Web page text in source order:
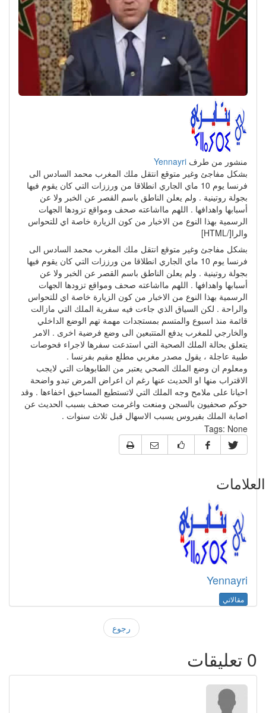
منشور من طرفYennayri
بشكل مفاجئ وغير متوقع انتقل ملك المغرب محمد السادس الى
فرنسا يوم 10 ماي الجاري انطلاقا من ورززات التي كان يقوم فيها
بجولة روتينية . ولم يعلن الناطق باسم القصر عن الخبر ولا عن
أسبابها واهدافها . اللهم مااشاعته صحف ومواقع تزودها الجهات
الرسمية بهذا النوع من الاخبار من كون الزيارة خاصة اي للتحواس
والرا[/HTML]
بشكل مفاجئ وغير متوقع انتقل ملك المغرب محمد السادس الى
فرنسا يوم 10 ماي الجاري انطلاقا من ورززات التي كان يقوم فيها
بجولة روتينية . ولم يعلن الناطق باسم القصر عن الخبر ولا عن
أسبابها واهدافها . اللهم مااشاعته صحف ومواقع تزودها الجهات
الرسمية بهذا النوع من الاخبار من كون الزيارة خاصة اي للتحواس
والراحة . لكن السياق الذي جاءت فيه سفرية الملك التي مازالت
قائمة منذ اسبوع والمتسم بمستجدات مهمة تهم الوضع الداخلي
والخارجي للمغرب يدفع المتتبعين الى وضع فرضية اخرى . الامر
يتعلق بحالة الملك الصحية التي استدعت سفرها لاجراء فحوصات
طبية عاجلة ، يقول مصدر مغربي مطلع مقيم بفرنسا .
ومعلوم ان وضع الملك الصحي يعتبر من الطابوهات التي لايجب
الاقتراب منها او الحديث عنها رغم ان اعراض المرض تبدو واضحة
احيانا على ملامح وجه الملك التي لاتستطيع المساحيق اخفاءها . وقد
حوكم صحفيون بالسجن ومنعت واغرمت صحف بسبب الحديث عن
اصابة الملك بفيروس يسبب الاسهال قبل ثلاث سنوات .
Tags:None
Yennayri
مقالاتي
رجوع
0تعليقات